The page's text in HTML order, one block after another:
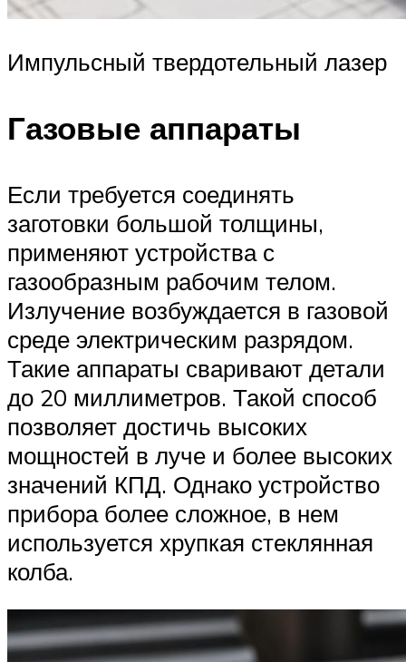
Импульсный твердотельный лазер
Газовые аппараты
Если требуется соединять
заготовки большой толщины,
применяют устройства с
газообразным рабочим телом.
Излучение возбуждается в газовой
среде электрическим разрядом.
Такие аппараты сваривают детали
до 20 миллиметров. Такой способ
позволяет достичь высоких
мощностей в луче и более высоких
значений КПД. Однако устройство
прибора более сложное, в нем
используется хрупкая стеклянная
колба.